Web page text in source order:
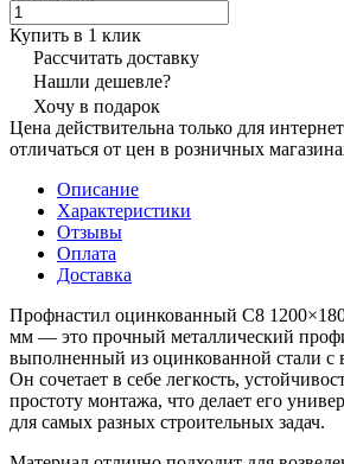
Купить в 1 клик
Рассчитать доставку
Нашли дешевле?
Хочу в подарок
Цена действительна только для
отличаться от цен в розничных
Описание
Характеристики
Отзывы
Оплата
Доставка
Профнастил оцинкованный С8
мм — это прочный металлический
выполненный из оцинкованной стали
Он сочетает в себе легкость,
простоту монтажа, что делает его
для самых разных строительных задач.